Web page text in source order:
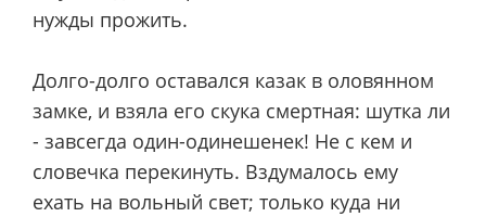
нужды прожить.
Долго-долго оставался казак в оловянном
замке, и взяла его скука смертная: шутка ли
- завсегда один-одинешенек! Не с кем и
словечка перекинуть. Вздумалось ему
ехать на вольный свет; только куда ни